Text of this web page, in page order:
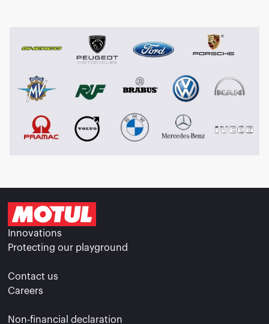
Innovations
Protecting our playground
Contact us
Careers
Non-financial declaration